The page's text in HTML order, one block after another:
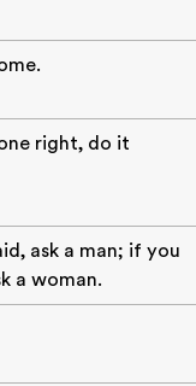
right, do it
ask a man; if you
a woman.